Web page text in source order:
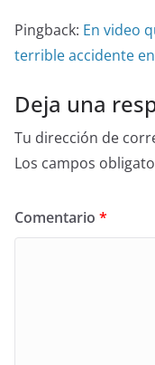
Pingback: En video
terrible accidente
Deja una
Tu dirección de
Los campos
Comentario *